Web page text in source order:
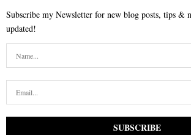
Subscribe my Newsletter for new blog posts, tips &
updated!